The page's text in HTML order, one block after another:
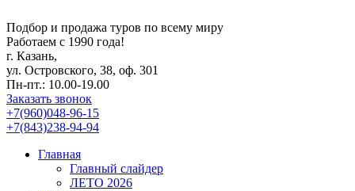
Подбор и продажа туров по всему миру
Работаем с 1990 года!
г. Казань,
ул. Островского, 38, оф. 301
Пн-пт.: 10.00-19.00
Заказать звонок
+7(960)048-96-15
+7(843)238-94-94
Главная
Главный слайдер
ЛЕТО 2026